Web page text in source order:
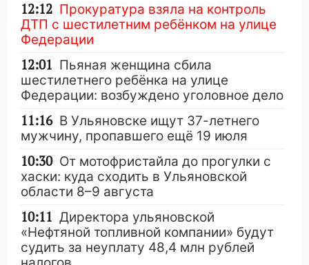
12:12 Прокуратура взяла на контроль
ДТП с шестилетним ребёнком на улице
Федерации
12:01 Пьяная женщина сбила
шестилетнего ребёнка на улице
Федерации: возбуждено уголовное дело
11:16 В Ульяновске ищут 37-летнего
мужчину, пропавшего ещё 19 июля
10:30 От мотофристайла до прогулки с
хаски: куда сходить в Ульяновской
области 8–9 августа
10:11 Директора ульяновской
«Нефтяной топливной компании» будут
судить за неуплату 48,4 млн рублей